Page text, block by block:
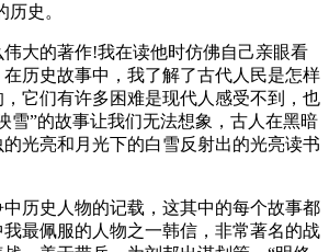
史。
伟大的著作!我在读他时仿佛自己亲眼看
历史故事中，我了解了古代人民是怎样
它们有许多困难是现代人感受不到，也
雪”的故事让我们无法想象，古人在黑暗
光亮和月光下的白雪反射出的光亮读书
历史人物的记载，这其中的每个故事都
最佩服的人物之一韩信，非常著名的战